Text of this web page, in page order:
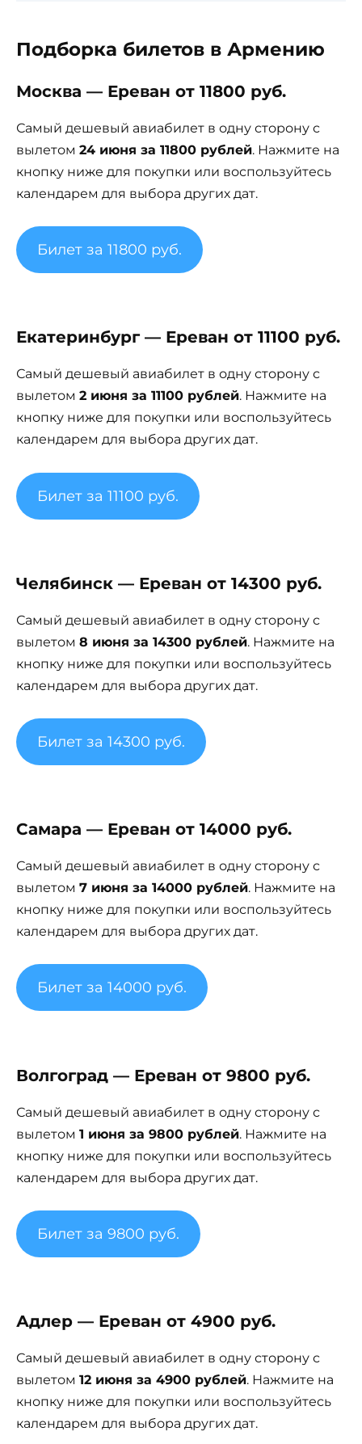
Подборка билетов в Армению
Москва — Ереван от 11800 руб.
Самый дешевый авиабилет в одну сторону с
вылетом 24 июня за 11800 рублей. Нажмите на
кнопку ниже для покупки или воспользуйтесь
календарем для выбора других дат.
Билет за 11800 руб.
Екатеринбург — Ереван от 11100 руб.
Самый дешевый авиабилет в одну сторону с
вылетом 2 июня за 11100 рублей. Нажмите на
кнопку ниже для покупки или воспользуйтесь
календарем для выбора других дат.
Билет за 11100 руб.
Челябинск — Ереван от 14300 руб.
Самый дешевый авиабилет в одну сторону с
вылетом 8 июня за 14300 рублей. Нажмите на
кнопку ниже для покупки или воспользуйтесь
календарем для выбора других дат.
Билет за 14300 руб.
Самара — Ереван от 14000 руб.
Самый дешевый авиабилет в одну сторону с
вылетом 7 июня за 14000 рублей. Нажмите на
кнопку ниже для покупки или воспользуйтесь
календарем для выбора других дат.
Билет за 14000 руб.
Волгоград — Ереван от 9800 руб.
Самый дешевый авиабилет в одну сторону с
вылетом 1 июня за 9800 рублей. Нажмите на
кнопку ниже для покупки или воспользуйтесь
календарем для выбора других дат.
Билет за 9800 руб.
Адлер — Ереван от 4900 руб.
Самый дешевый авиабилет в одну сторону с
вылетом 12 июня за 4900 рублей. Нажмите на
кнопку ниже для покупки или воспользуйтесь
календарем для выбора других дат.